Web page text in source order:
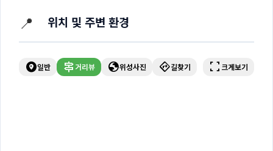
📍 위치 및 주변 환경
explore_nearby일반 signpost거리뷰 globe위성사진 directions길찾기 fullscreen 크게보기